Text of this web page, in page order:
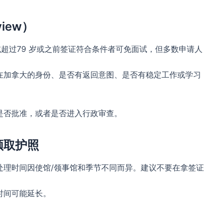
）
过79 岁或之前签证符合条件者可免面试，但多数申请人
拿大的身份、是否有返回意图、是否有稳定工作或学习
批准，或者是否进入行政审查。
护照
时间因使馆/领事馆和季节不同而异。建议不要在拿签证
可能延长。